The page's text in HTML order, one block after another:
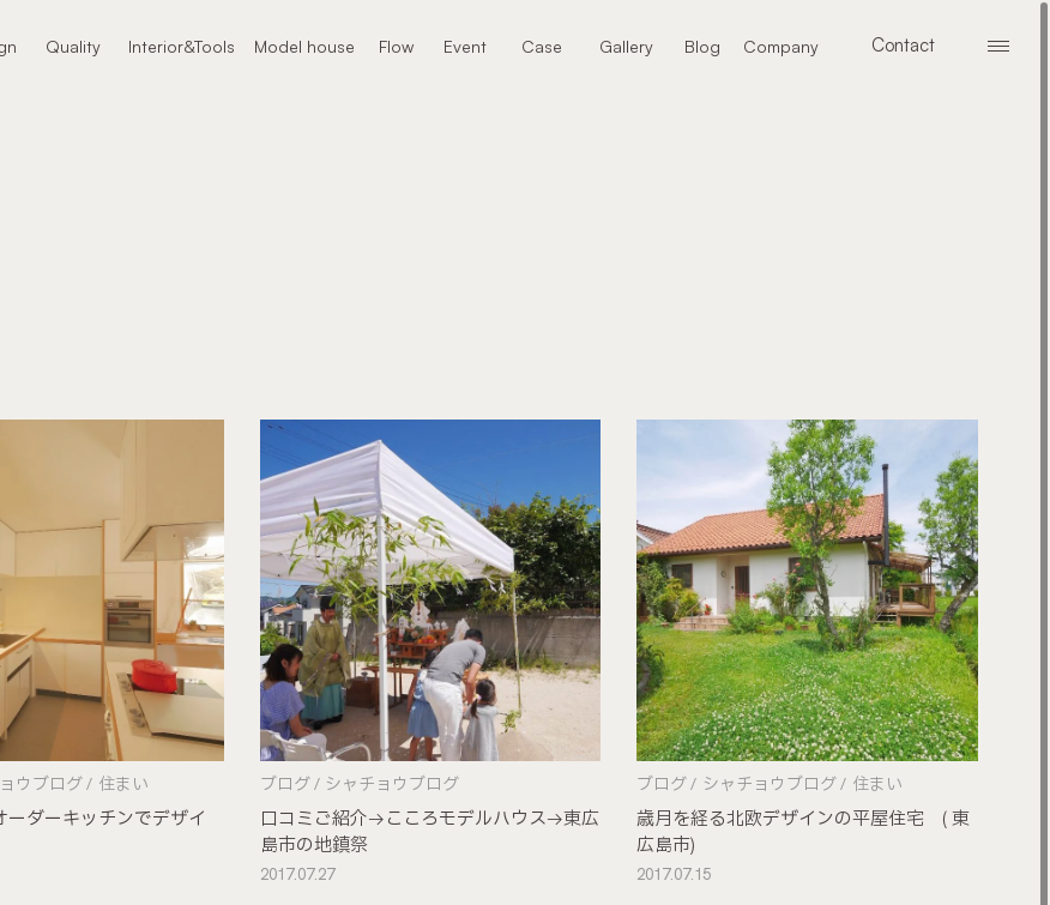
本文までスキップする
Quality Interior&Tools Model house Flow Event Case Gallery Blog Company Contact
ーダーキッチンでデザイ
ウブログ 住まい
口コミご紹介→こころモデルハウス→東広
島市の地鎮祭
ブログ シャチョウブログ
2017.07.27
歳月を経る北欧デザインの平屋住宅 ( 東
広島市)
ブログ シャチョウブログ 住まい
2017.07.15